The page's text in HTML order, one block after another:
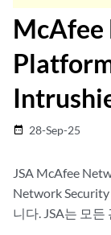
date_range 28-Sep-25
JSA McAfee
Network
니다. JSA는 모든